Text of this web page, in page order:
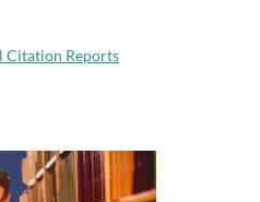
Citation Reports